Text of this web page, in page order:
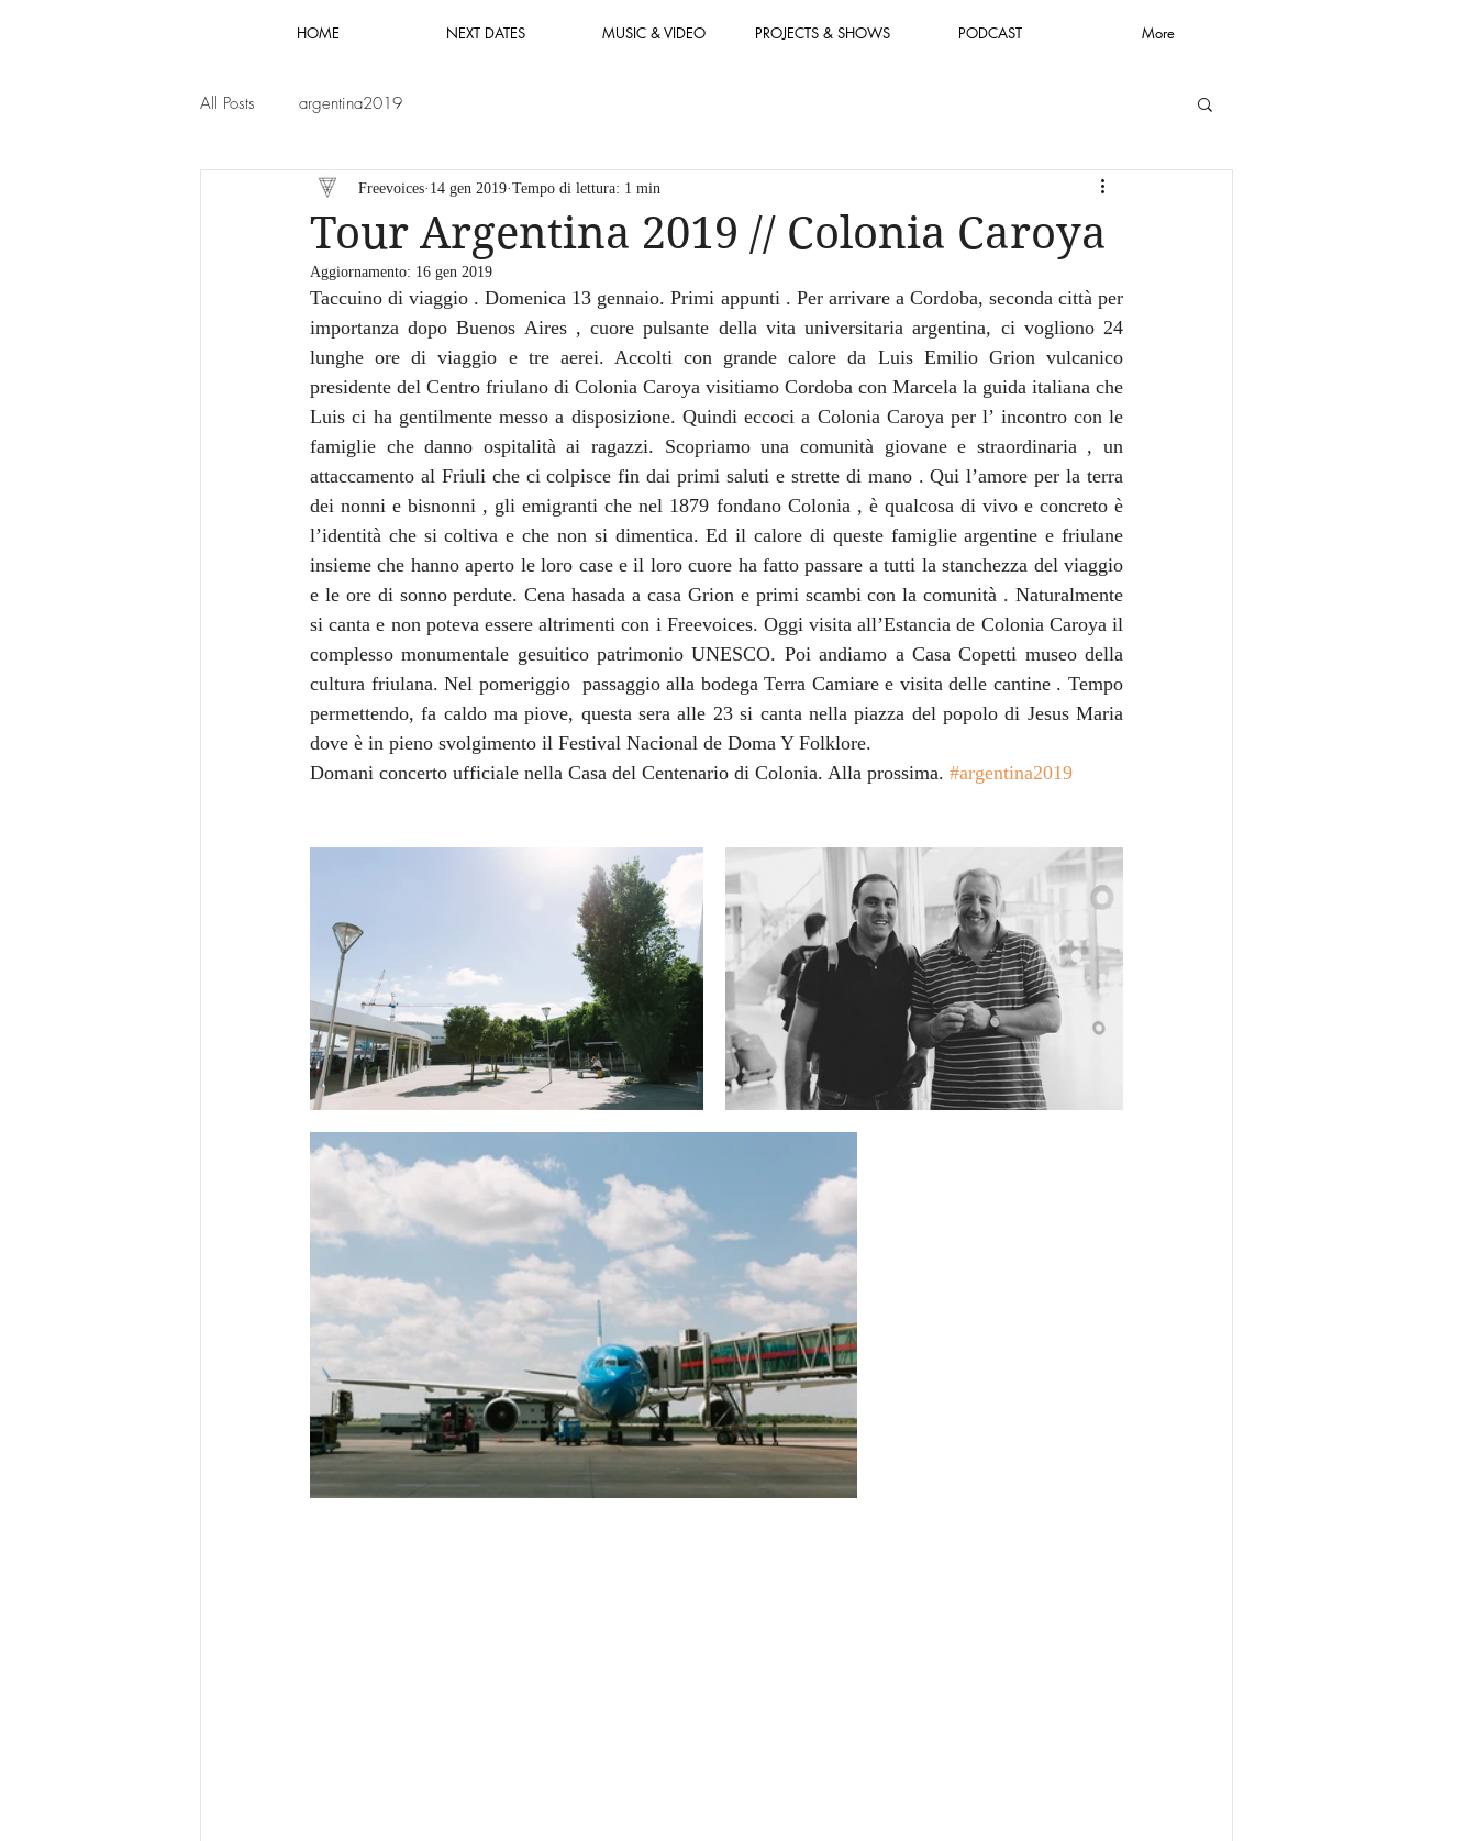
HOME NEXT DATES MUSIC & VIDEO PROJECTS & SHOWS PODCAST More
All Posts argentina2019
Tour Argentina 2019 // Colonia Caroya
Freevoices 14 gen 2019 Tempo di lettura: 1 min
Aggiornamento: 16 gen 2019
Taccuino di viaggio . Domenica 13 gennaio. Primi appunti . Per arrivare a Cordoba, seconda città per
importanza dopo Buenos Aires , cuore pulsante della vita universitaria argentina, ci vogliono 24
lunghe ore di viaggio e tre aerei. Accolti con grande calore da Luis Emilio Grion vulcanico
presidente del Centro friulano di Colonia Caroya visitiamo Cordoba con Marcela la guida italiana che
Luis ci ha gentilmente messo a disposizione. Quindi eccoci a Colonia Caroya per l’ incontro con le
famiglie che danno ospitalità ai ragazzi. Scopriamo una comunità giovane e straordinaria , un
attaccamento al Friuli che ci colpisce fin dai primi saluti e strette di mano . Qui l’amore per la terra
dei nonni e bisnonni , gli emigranti che nel 1879 fondano Colonia , è qualcosa di vivo e concreto è
l’identità che si coltiva e che non si dimentica. Ed il calore di queste famiglie argentine e friulane
insieme che hanno aperto le loro case e il loro cuore ha fatto passare a tutti la stanchezza del viaggio
e le ore di sonno perdute. Cena hasada a casa Grion e primi scambi con la comunità . Naturalmente
si canta e non poteva essere altrimenti con i Freevoices. Oggi visita all’Estancia de Colonia Caroya il
complesso monumentale gesuitico patrimonio UNESCO. Poi andiamo a Casa Copetti museo della
cultura friulana. Nel pomeriggio  passaggio alla bodega Terra Camiare e visita delle cantine . Tempo
permettendo, fa caldo ma piove, questa sera alle 23 si canta nella piazza del popolo di Jesus Maria
dove è in pieno svolgimento il Festival Nacional de Doma Y Folklore.
Domani concerto ufficiale nella Casa del Centenario di Colonia. Alla prossima. #argentina2019